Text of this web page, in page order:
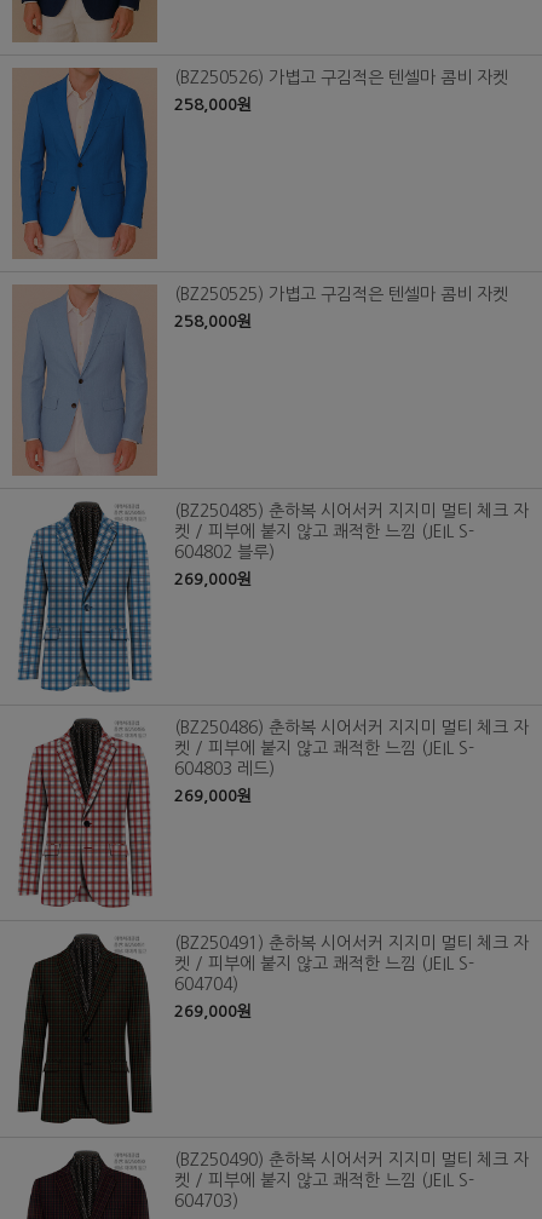
(BZ250526) 가볍고 구김적은 텐셀마 콤비 자켓
258,000원
(BZ250525) 가볍고 구김적은 텐셀마 콤비 자켓
258,000원
(BZ250485) 춘하복 시어서커 지지미 멀티 체크 자
켓 / 피부에 붙지 않고 쾌적한 느낌 (JEIL S-
604802 블루)
269,000원
(BZ250486) 춘하복 시어서커 지지미 멀티 체크 자
켓 / 피부에 붙지 않고 쾌적한 느낌 (JEIL S-
604803 레드)
269,000원
(BZ250491) 춘하복 시어서커 지지미 멀티 체크 자
켓 / 피부에 붙지 않고 쾌적한 느낌 (JEIL S-
604704)
269,000원
(BZ250490) 춘하복 시어서커 지지미 멀티 체크 자
켓 / 피부에 붙지 않고 쾌적한 느낌 (JEIL S-
604703)